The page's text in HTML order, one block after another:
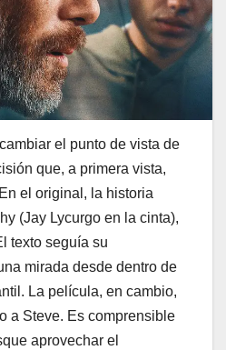
el punto de vista de
que, a primera vista,
el original, la historia
(Jay Lycurgo en la cinta),
texto seguía su
mirada desde dentro de
La película, en cambio,
a Steve. Es comprensible
aprovechar el